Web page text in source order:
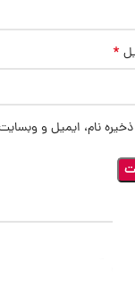
*
ذخیره نام، ایمیل و